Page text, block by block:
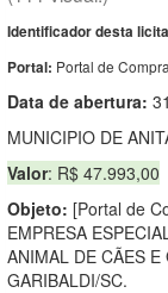
Identificador desta
Portal: Portal de
Data de abertura:
MUNICIPIO DE
Valor: R$ 47.993,00
Objeto: [Portal de
EMPRESA
ANIMAL DE CÃES
GARIBALDI/SC.